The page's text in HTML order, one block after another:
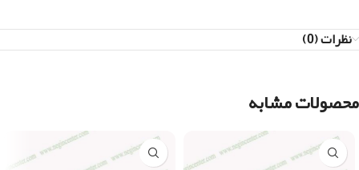
نظرات (0)
محصولات مشابه